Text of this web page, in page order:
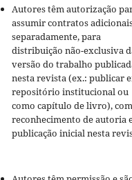
Autores têm autorização
assumir contratos
separadamente, para
distribuição não-exclusiva
versão do trabalho
nesta revista (ex.: publicar
repositório institucional ou
como capítulo de livro), com
reconhecimento de autoria
publicação inicial nesta